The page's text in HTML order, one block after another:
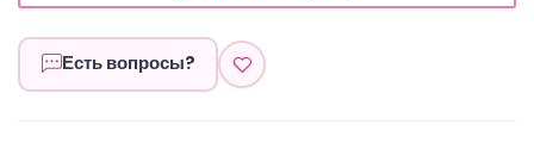
Есть вопросы?